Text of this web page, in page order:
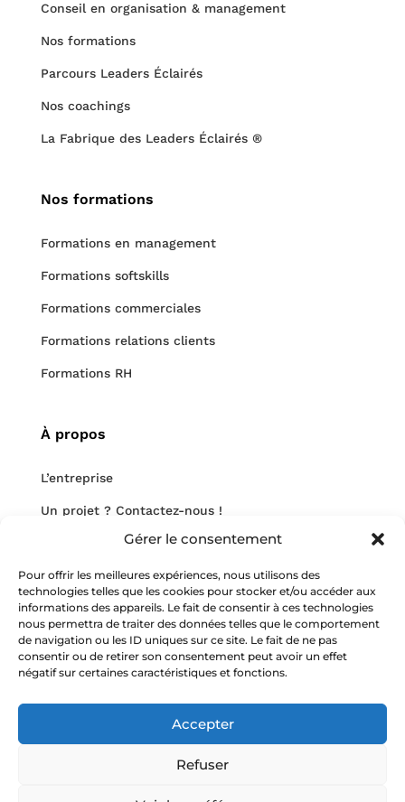
Gérer le consentement
Pour offrir les meilleures expériences, nous utilisons des
technologies telles que les cookies pour stocker et/ou accéder aux
informations des appareils. Le fait de consentir à ces technologies
nous permettra de traiter des données telles que le comportement
de navigation ou les ID uniques sur ce site. Le fait de ne pas
consentir ou de retirer son consentement peut avoir un effet
négatif sur certaines caractéristiques et fonctions.
Accepter
Refuser
Conseil en organisation & management
Nos formations
Parcours Leaders Éclairés
Nos coachings
La Fabrique des Leaders Éclairés ®
Nos formations
Formations en management
Formations softskills
Formations commerciales
Formations relations clients
Formations RH
À propos
L’entreprise
Un projet ? Contactez-nous !
Nous rejoindre
Notre blog
Copyright HMR-Consulting
Tous droits réservés
Site web réalisé par 2cafes